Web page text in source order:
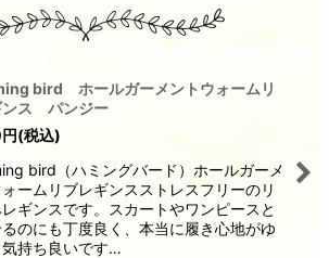
bird ホールガーメントウォームリ
ンス パンジー
円(税込)
bird（ハミングバード）ホールガーメ
ームリブレギンスストレスフリーのリ
ギンスです。スカートやワンピースと
のにも丁度良く、本当に履き心地がゆ
気持ち良いです…